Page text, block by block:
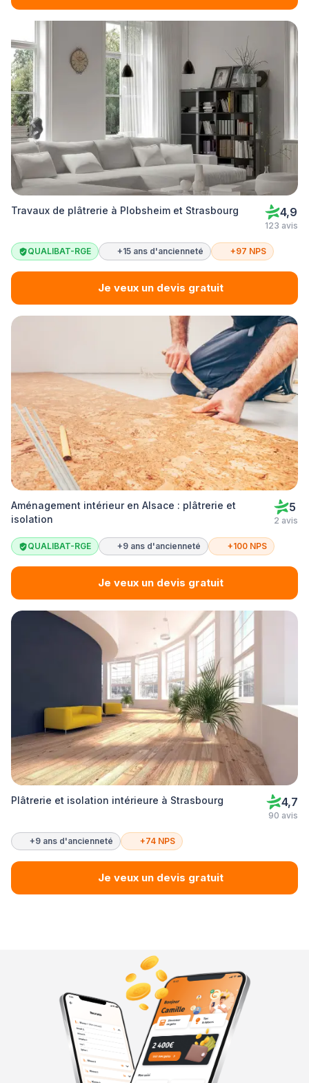
Travaux de plâtrerie à Plobsheim et Strasbourg 4,9
123 avis
QUALIBAT-RGE +15 ans d'ancienneté +97 NPS
Je veux un devis gratuit
Aménagement intérieur en Alsace : plâtrerie et
isolation
5
2 avis
QUALIBAT-RGE +9 ans d'ancienneté +100 NPS
Je veux un devis gratuit
Plâtrerie et isolation intérieure à Strasbourg 4,7
90 avis
+9 ans d'ancienneté +74 NPS
Je veux un devis gratuit